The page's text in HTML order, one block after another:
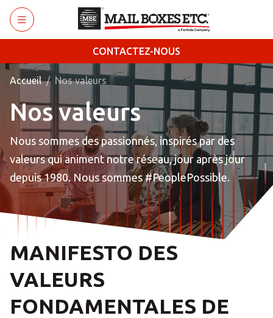
Retourner au menu principal
CONTACTEZ-NOUS
Accueil Nos valeurs
Nos valeurs
Nous sommes des passionnés, inspirés par des
valeurs qui animent notre réseau, jour après jour
depuis 1980. Nous sommes #PeoplePossible.
MANIFESTO DES
VALEURS
FONDAMENTALES DE